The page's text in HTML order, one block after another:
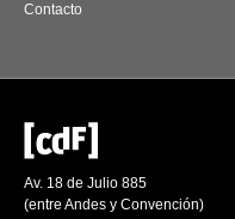
Contacto
Av. 18 de Julio 885
(entre Andes y Convención)